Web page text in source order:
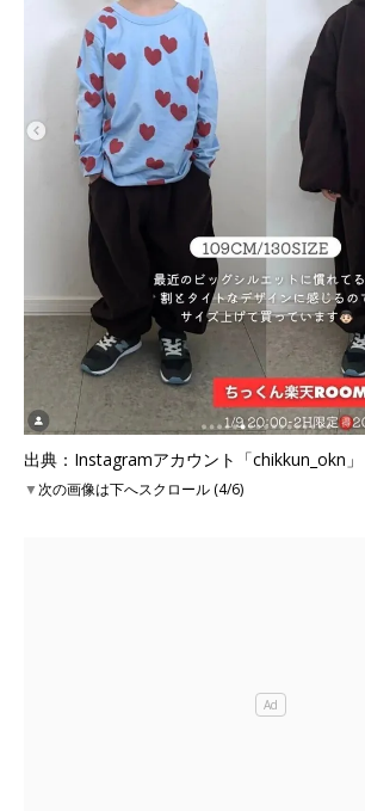
出典：Instagramアカウント「chikkun_okn」
▼次の画像は下へスクロール (4/6)